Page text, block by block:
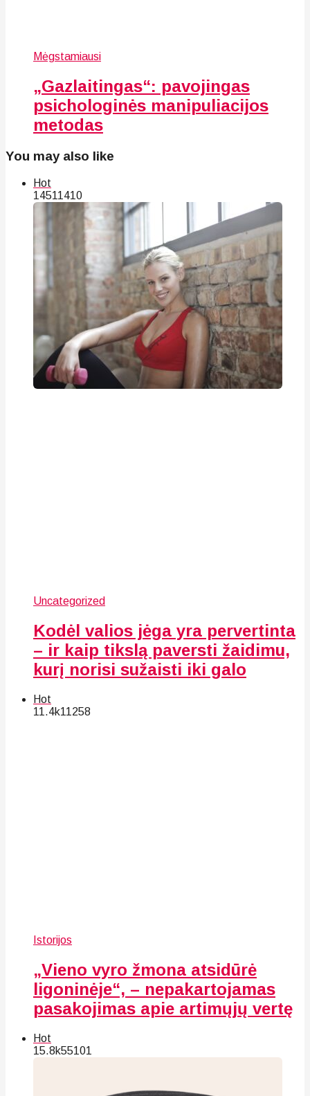
Mėgstamiausi
„Gazlaitingas“: pavojingas
psichologinės manipuliacijos
metodas
You may also like
Hot
14511410
Uncategorized
Kodėl valios jėga yra pervertinta
– ir kaip tikslą paversti žaidimu,
kurį norisi sužaisti iki galo
Hot
11.4k11258
Istorijos
„Vieno vyro žmona atsidūrė
ligoninėje“, – nepakartojamas
pasakojimas apie artimųjų vertę
Hot
15.8k55101